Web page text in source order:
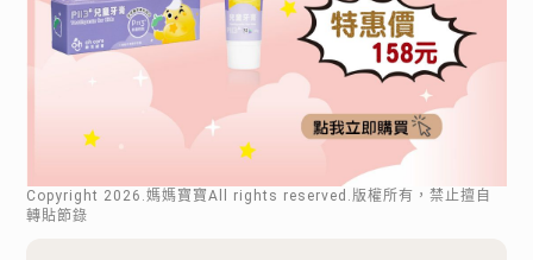
Copyright 2026 .媽媽寶寶All rights reserved.版權所有，禁止擅自
轉貼節錄